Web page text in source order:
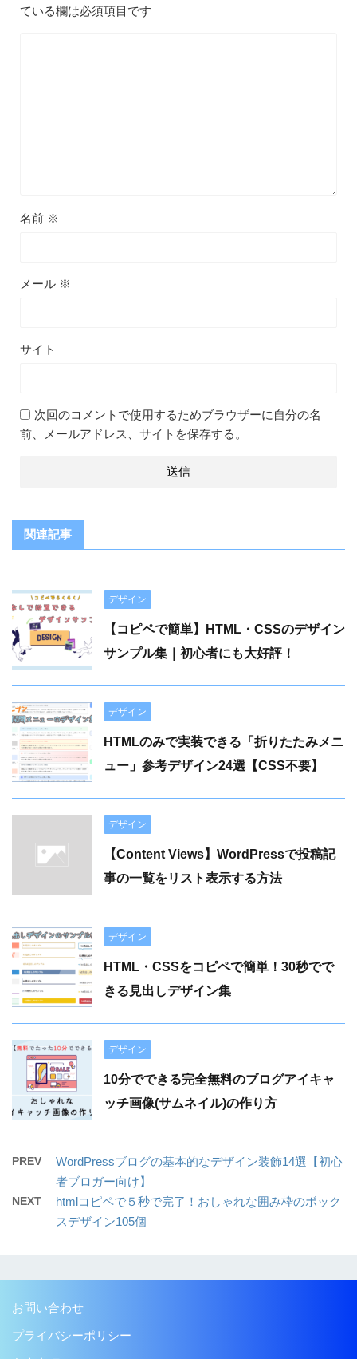
ている欄は必須項目です
名前 ※
メール ※
サイト
次回のコメントで使用するためブラウザーに自分の名
前、メールアドレス、サイトを保存する。
関連記事
デザイン
【コピペで簡単】HTML・CSSのデザイン
サンプル集｜初心者にも大好評！
デザイン
HTMLのみで実装できる「折りたたみメニ
ュー」参考デザイン24選【CSS不要】
デザイン
【Content Views】WordPressで投稿記
事の一覧をリスト表示する方法
デザイン
HTML・CSSをコピペで簡単！30秒でで
きる見出しデザイン集
デザイン
10分でできる完全無料のブログアイキャ
ッチ画像(サムネイル)の作り方
PREV
WordPressブログの基本的なデザイン装飾14選【初心
者ブロガー向け】
NEXT
htmlコピペで５秒で完了！おしゃれな囲み枠のボック
スデザイン105個
お問い合わせ
プライバシーポリシー